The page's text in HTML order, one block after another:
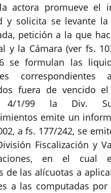
actora promueve el
y solicita se levante la
petición a la que
y la Cámara (ver fs.
se formulan las
fuera de vencido
4/1/99 la Div.
emite un
a fs. 177/242, se
Fiscalización y
en el cual
de las alícuotas a
a las computadas